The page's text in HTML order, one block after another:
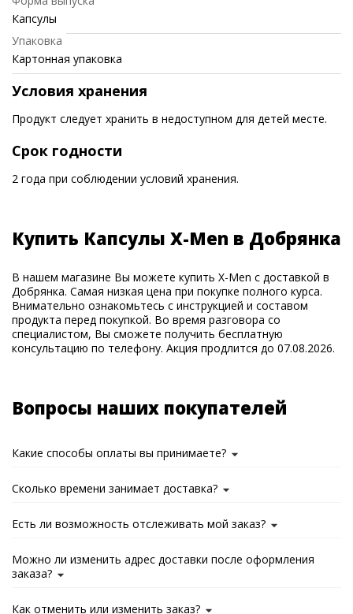
Капсулы
Упаковка
Картонная упаковка
Условия хранения
Продукт следует хранить в недоступном для детей месте.
Срок годности
2 года при соблюдении условий хранения.
Купить Капсулы X-Men в Добрянка
В нашем магазине Вы можете купить X-Men с доставкой в
Добрянка. Самая низкая цена при покупке полного курса.
Внимательно ознакомьтесь с инструкцией и составом
продукта перед покупкой. Во время разговора со
специалистом, Вы сможете получить бесплатную
консультацию по телефону. Акция продлится до 07.08.2026.
Вопросы наших покупателей
Какие способы оплаты вы принимаете?
Сколько времени занимает доставка?
Есть ли возможность отслеживать мой заказ?
Можно ли изменить адрес доставки после оформления
заказа?
Как отменить или изменить заказ?